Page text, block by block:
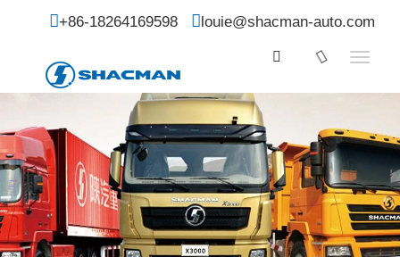
+86-18264169598 louie@shacman-auto.com